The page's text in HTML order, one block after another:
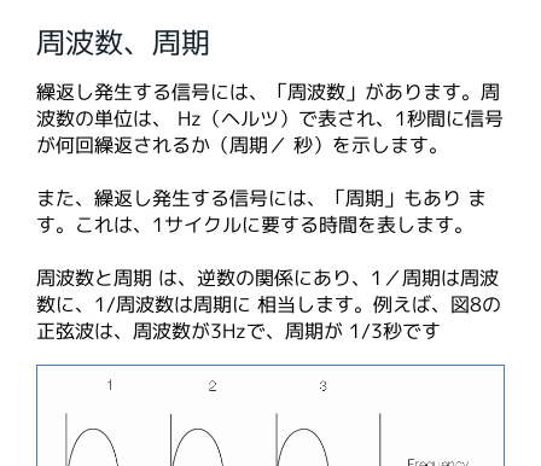
周波数、周期
繰返し発生する信号には、「周波数」があります。周
波数の単位は、 Hz（ヘルツ）で表され、1秒間に信号
が何回繰返されるか（周期／ 秒）を示します。
また、繰返し発生する信号には、「周期」もあり ま
す。これは、1サイクルに要する時間を表します。
周波数と周期 は、逆数の関係にあり、1／周期は周波
数に、1/周波数は周期に 相当します。例えば、図8の
正弦波は、周波数が3Hzで、周期が 1/3秒です